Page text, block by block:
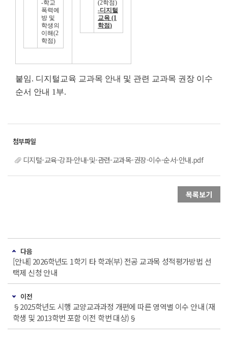
-학교
폭력예
방 및
학생의
이해(2
학점)
(2학점)
-디지털
교육 (1
학점)
붙임. 디지털교육 교과목 안내 및 관련 교과목 권장 이수
순서 안내 1부.
디지털-교육-강좌-안내-및-관련-교과목-권장-이수-순서-안내.pdf
목록보기
다음
[안내] 2026학년도 1학기 타 학과(부) 전공 교과목 성적평가방법 선
택제 신청 안내
이전
§2025학년도 시행 교양교과과정 개편에 따른 영역별 이수 안내 (재
학생 및 2013학번 포함 이전 학번 대상)§